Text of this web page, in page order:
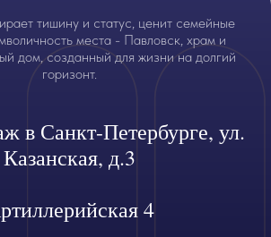
тишину и статус, ценит семейные
места - Павловск, храм и
дом, созданный для жизни на долгий
горизонт.
в Санкт-Петербурге, ул.
Казанская, д.3
4